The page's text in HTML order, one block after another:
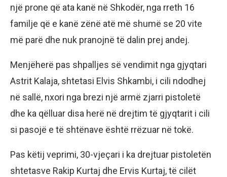
një prone që ata kanë në Shkodër, nga rreth 16
familje që e kanë zënë atë më shumë se 20 vite
më parë dhe nuk pranojnë të dalin prej andej.
Menjëherë pas shpalljes së vendimit nga gjyqtari
Astrit Kalaja, shtetasi Elvis Shkambi, i cili ndodhej
në sallë, nxori nga brezi një armë zjarri pistoletë
dhe ka qëlluar disa herë në drejtim të gjyqtarit i cili
si pasojë e të shtënave është rrëzuar në tokë.
Pas këtij veprimi, 30-vjeçari i ka drejtuar pistoletën
shtetasve Rakip Kurtaj dhe Ervis Kurtaj, të cilët